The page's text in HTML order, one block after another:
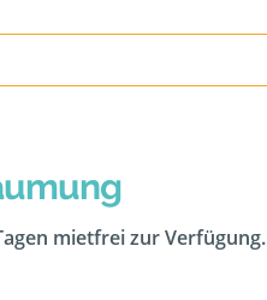
mietfrei zur Verfügung.